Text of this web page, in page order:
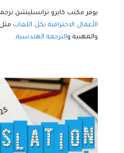
يوفر مكتب كايرو ترانسليشن
الأعمال الاحترافية بكل اللغات
والمهنية والترجمة الهندسية.